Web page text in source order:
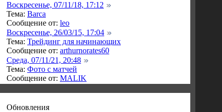
Воскресенье, 07/11/18, 17:12
Тема: Barca
Сообщение от: leo
Воскресенье, 26/03/15, 17:04
Тема: Трейдинг для начинающих
Сообщение от: arthurnorates60
Среда, 07/11/21, 20:48
Тема: Фото с матчей
Сообщение от: MALIK
Обновления